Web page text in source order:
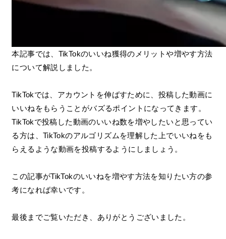
本記事では、TikTokのいいね獲得のメリットや増やす方法
について解説しました。
TikTokでは、アカウントを伸ばすために、投稿した動画に
いいねをもらうことがバズるポイントになってきます。
TikTokで投稿した動画のいいね数を増やしたいと思ってい
る方は、TikTokのアルゴリズムを理解した上でいいねをも
らえるような動画を投稿するようにしましょう。
この記事がTikTokのいいねを増やす方法を知りたい方の参
考になれば幸いです。
最後までご覧いただき、ありがとうございました。